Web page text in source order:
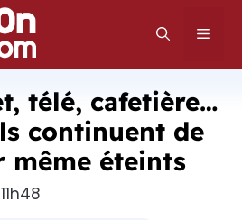
télé, cafetière…
continuent de
même éteints